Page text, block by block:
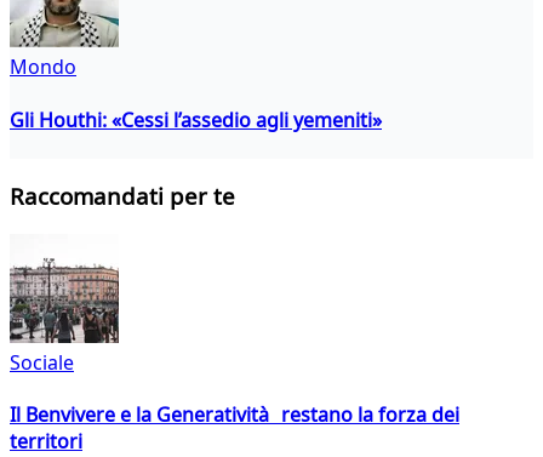
Mondo
Gli Houthi: «Cessi l’assedio agli yemeniti»
Raccomandati per te
Sociale
Il Benvivere e la Generatività restano la forza dei
territori